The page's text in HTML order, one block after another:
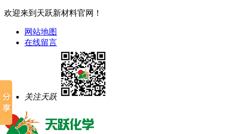
欢迎来到天跃新材料官网！
网站地图
在线留言
关注天跃